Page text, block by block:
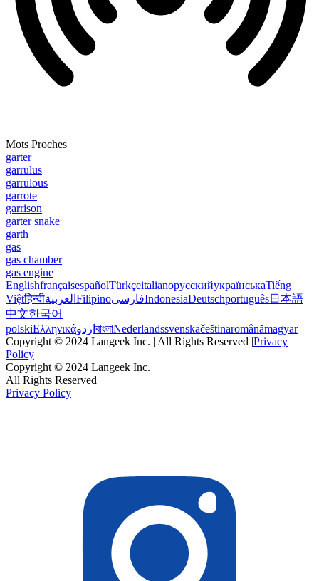
Mots Proches
garter
garrulus
garrulous
garrote
garrison
garter snake
garth
gas
gas chamber
gas engine
EnglishfrançaisespañolTürkçeitalianoрусскийукраїнськаTiếng
Việtहिन्दीالعربية FilipinoفارسیIndonesiaDeutschportuguês日本語
中文한국어
polskiΕλληνικάاردو বাংলাNederlandssvenskačeštinaromânămagyar
Copyright © 2024 Langeek Inc. | All Rights Reserved |Privacy
Policy
Copyright © 2024 Langeek Inc.
All Rights Reserved
Privacy Policy